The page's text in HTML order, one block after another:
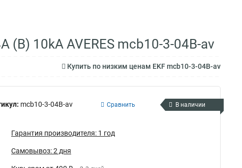
(B) 10kA AVERES mcb10-3-04B-av
Купить по низким ценам EKF mcb10-3-04B-av
mcb10-3-04B-av Сравнить В наличии
Гарантия производителя: 1 год
Самовывоз: 2 дня